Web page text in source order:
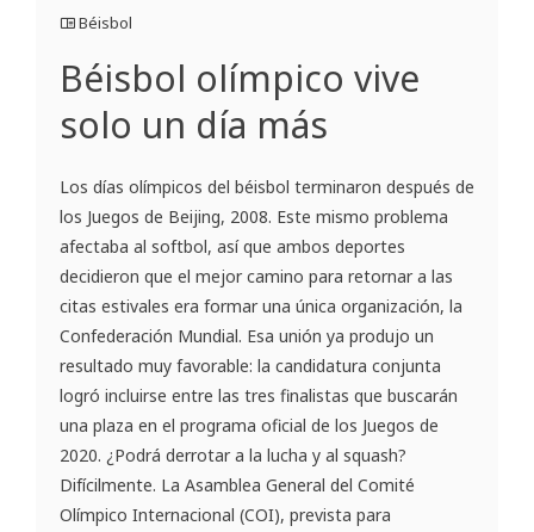
Béisbol
Béisbol olímpico vive
solo un día más
Los días olímpicos del béisbol terminaron después de
los Juegos de Beijing, 2008. Este mismo problema
afectaba al softbol, así que ambos deportes
decidieron que el mejor camino para retornar a las
citas estivales era formar una única organización, la
Confederación Mundial. Esa unión ya produjo un
resultado muy favorable: la candidatura conjunta
logró incluirse entre las tres finalistas que buscarán
una plaza en el programa oficial de los Juegos de
2020. ¿Podrá derrotar a la lucha y al squash?
Difícilmente. La Asamblea General del Comité
Olímpico Internacional (COI), prevista para